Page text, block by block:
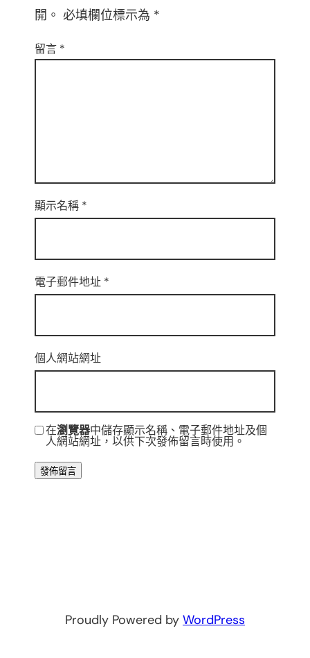
開。 必填欄位標示為 *
留言 *
顯示名稱 *
電子郵件地址 *
個人網站網址
在瀏覽器中儲存顯示名稱、電子郵件地址及個
人網站網址，以供下次發佈留言時使用。
Proudly Powered by WordPress